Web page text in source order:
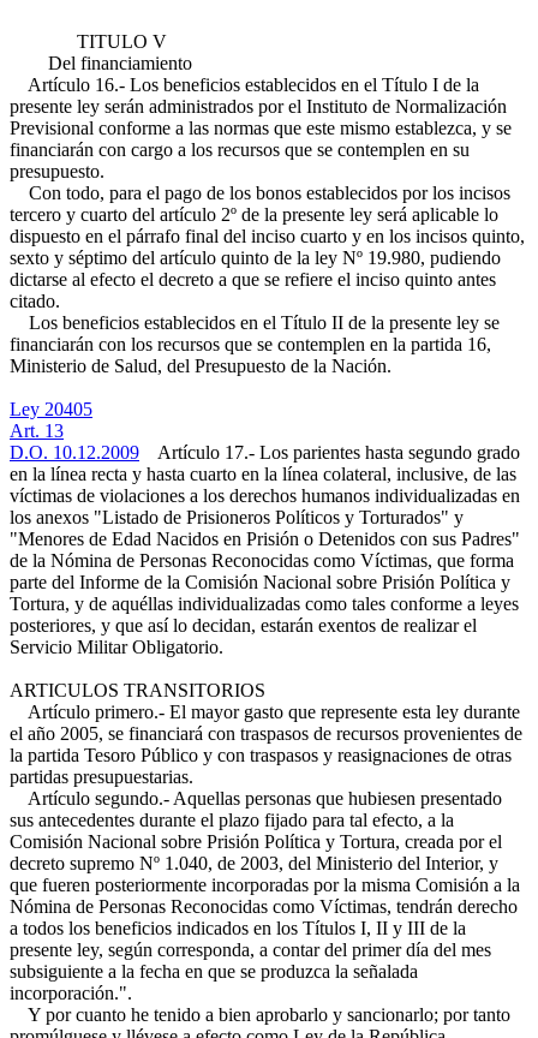
TITULO V
Del financiamiento
Artículo 16.- Los beneficios establecidos en el Título I de la
presente ley serán administrados por el Instituto de Normalización
Previsional conforme a las normas que este mismo establezca, y se
financiarán con cargo a los recursos que se contemplen en su
presupuesto.
Con todo, para el pago de los bonos establecidos por los incisos
tercero y cuarto del artículo 2º de la presente ley será aplicable lo
dispuesto en el párrafo final del inciso cuarto y en los incisos quinto,
sexto y séptimo del artículo quinto de la ley Nº 19.980, pudiendo
dictarse al efecto el decreto a que se refiere el inciso quinto antes
citado.
Los beneficios establecidos en el Título II de la presente ley se
financiarán con los recursos que se contemplen en la partida 16,
Ministerio de Salud, del Presupuesto de la Nación.
Ley 20405
Art. 13
D.O. 10.12.2009 Artículo 17.- Los parientes hasta segundo grado
en la línea recta y hasta cuarto en la línea colateral, inclusive, de las
víctimas de violaciones a los derechos humanos individualizadas en
los anexos "Listado de Prisioneros Políticos y Torturados" y
"Menores de Edad Nacidos en Prisión o Detenidos con sus Padres"
de la Nómina de Personas Reconocidas como Víctimas, que forma
parte del Informe de la Comisión Nacional sobre Prisión Política y
Tortura, y de aquéllas individualizadas como tales conforme a leyes
posteriores, y que así lo decidan, estarán exentos de realizar el
Servicio Militar Obligatorio.
ARTICULOS TRANSITORIOS
Artículo primero.- El mayor gasto que represente esta ley durante
el año 2005, se financiará con traspasos de recursos provenientes de
la partida Tesoro Público y con traspasos y reasignaciones de otras
partidas presupuestarias.
Artículo segundo.- Aquellas personas que hubiesen presentado
sus antecedentes durante el plazo fijado para tal efecto, a la
Comisión Nacional sobre Prisión Política y Tortura, creada por el
decreto supremo Nº 1.040, de 2003, del Ministerio del Interior, y
que fueren posteriormente incorporadas por la misma Comisión a la
Nómina de Personas Reconocidas como Víctimas, tendrán derecho
a todos los beneficios indicados en los Títulos I, II y III de la
presente ley, según corresponda, a contar del primer día del mes
subsiguiente a la fecha en que se produzca la señalada
incorporación.".
Y por cuanto he tenido a bien aprobarlo y sancionarlo; por tanto